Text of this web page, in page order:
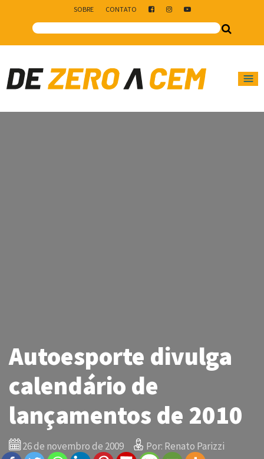
SOBRE CONTATO
Main Navigation
Autoesporte divulga
calendário de
lançamentos de 2010
26 de novembro de 2009 Por: Renato Parizzi